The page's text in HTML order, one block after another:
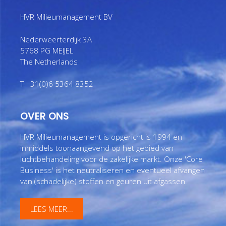
HVR Milieumanagement BV
Nederweerterdijk 3A
5768 PG MEIJEL
The Netherlands
T +31(0)6 5364 8352
OVER ONS
HVR Milieumanagement is opgericht is 1994 en
inmiddels toonaangevend op het gebied van
luchtbehandeling voor de zakelijke markt. Onze 'Core
Business' is het neutraliseren en eventueel afvangen
van (schadelijke) stoffen en geuren uit afgassen.
LEES MEER...